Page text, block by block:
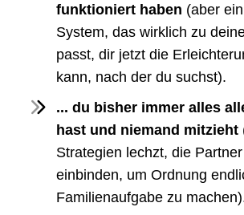
funktioniert haben (aber
System, das wirklich zu
passt, dir jetzt die
kann, nach der du suchst).
... du bisher immer alles
hast und niemand mitzieht
Strategien lechzt, die
einbinden, um Ordnung
Familienaufgabe zu